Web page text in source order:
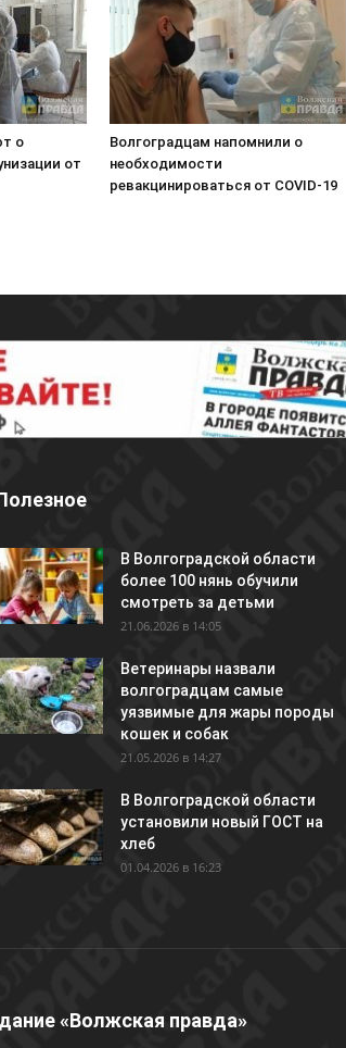
о
от
Волгоградцам напомнили о
необходимости
ревакцинироваться от COVID-19
В Волгоградской области
более 100 нянь обучили
смотреть за детьми
21.06.2026 в 14:05
Ветеринары назвали
волгоградцам самые
уязвимые для жары породы
кошек и собак
21.05.2026 в 14:27
В Волгоградской области
установили новый ГОСТ на
хлеб
01.04.2026 в 16:23
«Волжская правда»